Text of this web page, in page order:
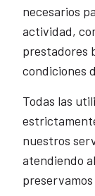
necesarios
actividad,
prestadores
condiciones
Todas las
nuestros
atendiendo